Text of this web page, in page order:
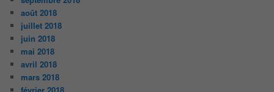
août 2018
juillet 2018
juin 2018
mai 2018
avril 2018
mars 2018